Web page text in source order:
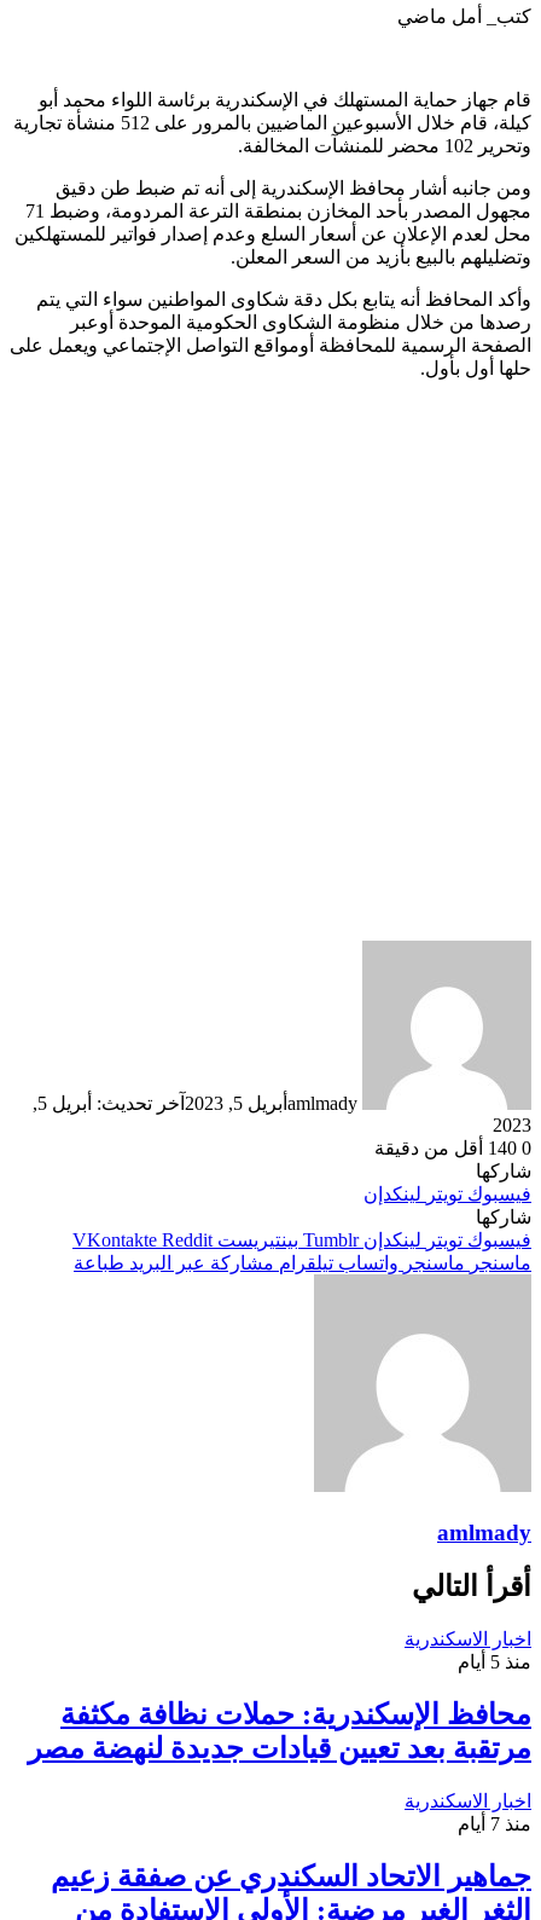
كتب_ أمل ماضي
قام جهاز حماية المستهلك في الإسكندرية برئاسة اللواء محمد أبو
كيلة، قام خلال الأسبوعين الماضيين بالمرور على 512 منشأة تجارية
وتحرير 102 محضر للمنشآت المخالفة.
ومن جانبه أشار محافظ الإسكندرية إلى أنه تم ضبط طن دقيق
مجهول المصدر بأحد المخازن بمنطقة الترعة المردومة، وضبط 71
محل لعدم الإعلان عن أسعار السلع وعدم إصدار فواتير للمستهلكين
وتضليلهم بالبيع بأزيد من السعر المعلن.
وأكد المحافظ أنه يتابع بكل دقة شكاوى المواطنين سواء التي يتم
رصدها من خلال منظومة الشكاوى الحكومية الموحدة أوعبر
الصفحة الرسمية للمحافظة أومواقع التواصل الإجتماعي ويعمل على
حلها أول بأول.
amlmady أبريل 5, 2023
آخر تحديث: أبريل 5,
2023
0
أقل من دقيقة
شاركها
فيسبوك تويتر لينكدإن
شاركها
فيسبوك تويتر لينكدإن بينتيريست
ماسنجر ماسنجر واتساب تيلقرام مشاركة عبر البريد طباعة
amlmady
أقرأ التالي
اخبار الاسكندرية
منذ 5 أيام
محافظ الإسكندرية: حملات نظافة مكثفة
مرتقبة بعد تعيين قيادات جديدة لنهضة مصر
اخبار الاسكندرية
منذ 7 أيام
جماهير الاتحاد السكندري عن صفقة زعيم
الثغر الغير مرضية: الأولي الاستفادة من